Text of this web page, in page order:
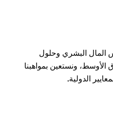
المال البشري وحلول
ونستعين بمواهبنا
الدولية.